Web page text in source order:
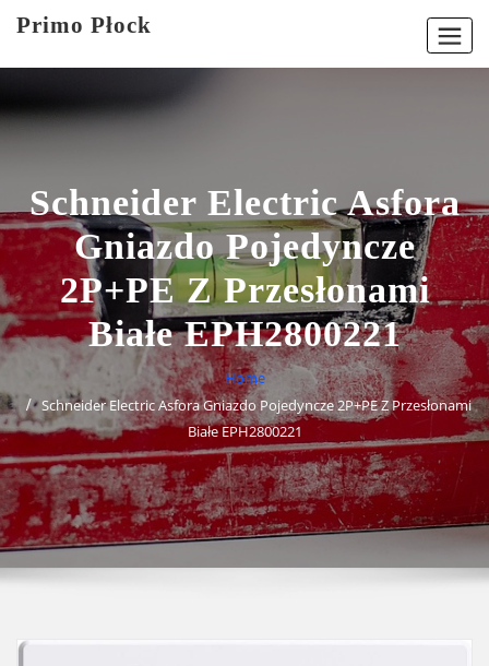
Primo Płock
Schneider Electric Asfora
Gniazdo Pojedyncze
2P+PE Z Przesłonami
Białe EPH2800221
Home
Schneider Electric Asfora Gniazdo Pojedyncze 2P+PE Z Przesłonami
Białe EPH2800221